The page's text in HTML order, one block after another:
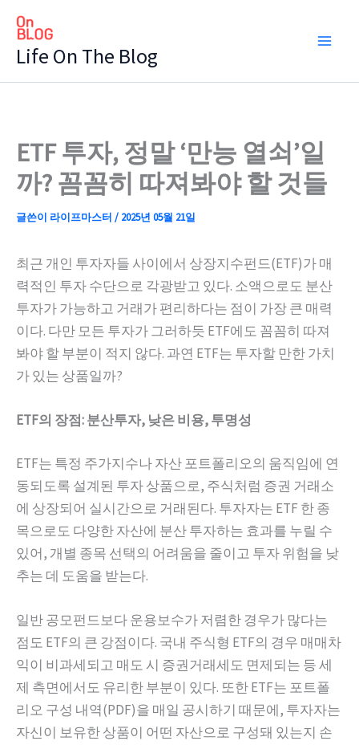
로
Life On The Blog
ETF 투자, 정말 ‘만능 열쇠’일
까? 꼼꼼히 따져봐야 할 것들
글쓴이 라이프마스터 / 2025년 05월 21일
최근 개인 투자자들 사이에서 상장지수펀드(ETF)가 매
력적인 투자 수단으로 각광받고 있다. 소액으로도 분산
투자가 가능하고 거래가 편리하다는 점이 가장 큰 매력
이다. 다만 모든 투자가 그러하듯 ETF에도 꼼꼼히 따져
봐야 할 부분이 적지 않다. 과연 ETF는 투자할 만한 가치
가 있는 상품일까?
ETF의 장점: 분산투자, 낮은 비용, 투명성
ETF는 특정 주가지수나 자산 포트폴리오의 움직임에 연
동되도록 설계된 투자 상품으로, 주식처럼 증권 거래소
에 상장되어 실시간으로 거래된다. 투자자는 ETF 한 종
목으로도 다양한 자산에 분산 투자하는 효과를 누릴 수
있어, 개별 종목 선택의 어려움을 줄이고 투자 위험을 낮
추는 데 도움을 받는다.
일반 공모펀드보다 운용보수가 저렴한 경우가 많다는
점도 ETF의 큰 강점이다. 국내 주식형 ETF의 경우 매매차
익이 비과세되고 매도 시 증권거래세도 면제되는 등 세
제 측면에서도 유리한 부분이 있다. 또한 ETF는 포트폴
리오 구성 내역(PDF)을 매일 공시하기 때문에, 투자자는
자신이 보유한 상품이 어떤 자산으로 구성돼 있는지 손